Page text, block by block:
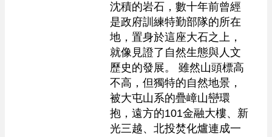
沈積的岩石，數十年前曾經
是政府訓練特勤部隊的所在
地，置身於這座大石之上，
就像見證了自然生態與人文
歷史的發展。 雖然山頭標高
不高，但獨特的自然地景，
被大屯山系的疊嶂山巒環
抱，遠方的101金融大樓、新
光三越、北投焚化爐連成一